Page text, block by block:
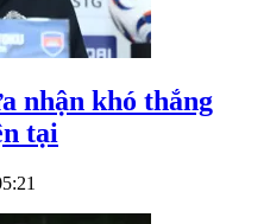
nhận khó thắng
tại